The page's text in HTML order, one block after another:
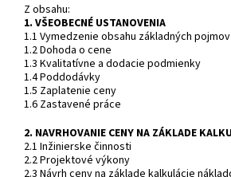
Z obsahu:
1. VŠEOBECNÉ USTANOVENIA
1.1 Vymedzenie obsahu základných pojmov
1.2 Dohoda o cene
1.3 Kvalitatívne a dodacie podmienky
1.4 Poddodávky
1.5 Zaplatenie ceny
1.6 Zastavené práce
2. NAVRHOVANIE CENY NA ZÁKLADE
2.1 Inžinierske činnosti
2.2 Projektové výkony
2.3 Návrh ceny na základe kalkulácie